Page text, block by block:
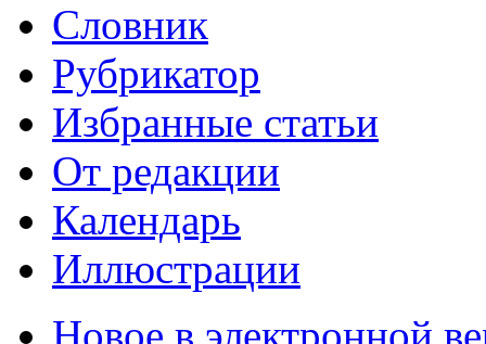
Словник
Рубрикатор
Избранные статьи
От редакции
Календарь
Иллюстрации